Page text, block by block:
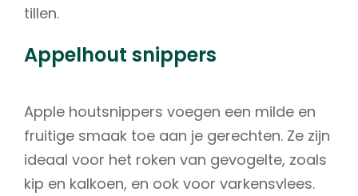
tillen.
Appelhout snippers
Apple houtsnippers voegen een milde en
fruitige smaak toe aan je gerechten. Ze zijn
ideaal voor het roken van gevogelte, zoals
kip en kalkoen, en ook voor varkensvlees.